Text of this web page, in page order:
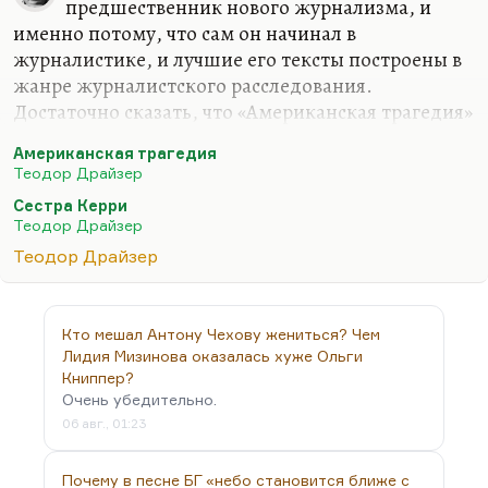
предшественник нового журнализма, и
именно потому, что сам он начинал в
журналистике, и лучшие его тексты построены в
жанре журналистского расследования.
Достаточно сказать, что «Американская трагедия»
подлинную историю, точнее, две подлинные
истории, которые он смешал, но которые были
таким классическим примером американского
преступления начала века. И Драйзер выработал
свой холодный репортерский блестящий стиль —
достаточно долгих чикагских, нью-йоркских и
прочих репортажах. Он же, собственно говоря,
начинал как очень сильный репортер. И в прозе
его всегда…
Американская трагедия
Теодор Драйзер
Сестра Керри
Теодор Драйзер
Теодор Драйзер
Кто мешал Антону Чехову жениться? Чем
Лидия Мизинова оказалась хуже Ольги
Книппер?
Очень убедительно.
06 авг., 01:23
Почему в песне БГ «небо становится ближе с